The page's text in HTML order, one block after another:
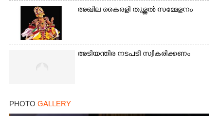
അഖില കൈരളി തുള്ളൽ സമ്മേളനം
അടിയന്തിര നടപടി സ്വീകരിക്കണം
PHOTO GALLERY